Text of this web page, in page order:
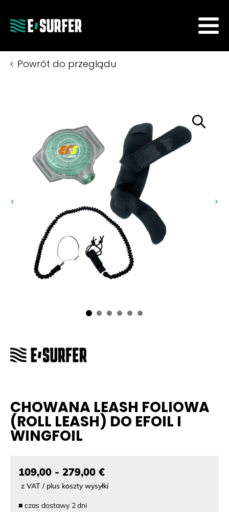
Powrót do przeglądu
< >
CHOWANA LEASH FOLIOWA
(ROLL LEASH) DO EFOIL I
WINGFOIL
109,00 - 279,00 €
z VAT / plus koszty wysyłki
■ czas dostawy 2dni